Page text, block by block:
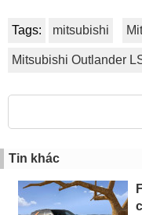
Tags: mitsubishi
Mitsubishi Outlander
Tin khác